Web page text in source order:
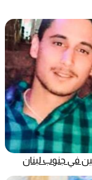
في جنوب لبنان